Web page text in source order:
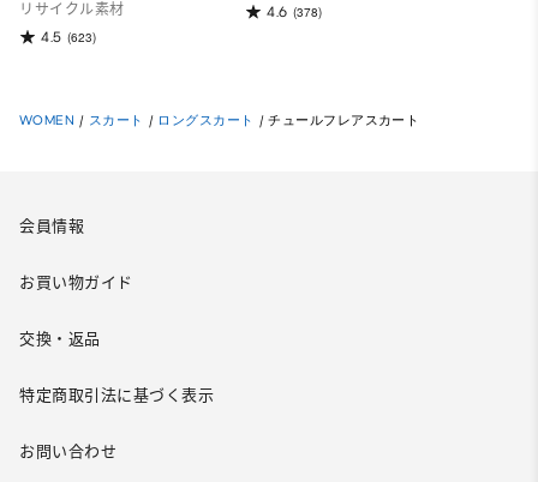
リサイクル素材
4.5 (623)
4.6 (378)
WOMEN / スカート / ロングスカート / チュールフレアスカート
会員情報
お買い物ガイド
交換・返品
特定商取引法に基づく表示
お問い合わせ